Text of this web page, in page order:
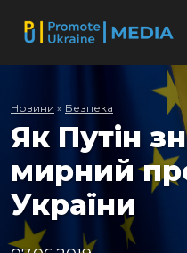
Новини » Безпека
Як Путін
мирний
України